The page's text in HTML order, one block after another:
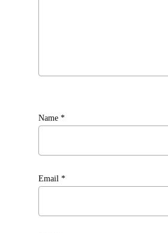
Name *
Email *